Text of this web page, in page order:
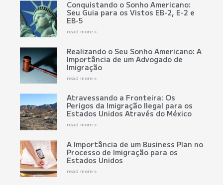
Conquistando o Sonho Americano:
Seu Guia para os Vistos EB-2, E-2 e
EB-5
read more »
Realizando o Seu Sonho Americano: A
Importância de um Advogado de
Imigração
read more »
Atravessando a Fronteira: Os
Perigos da Imigração Ilegal para os
Estados Unidos Através do México
read more »
A Importância de um Business Plan no
Processo de Imigração para os
Estados Unidos
read more »